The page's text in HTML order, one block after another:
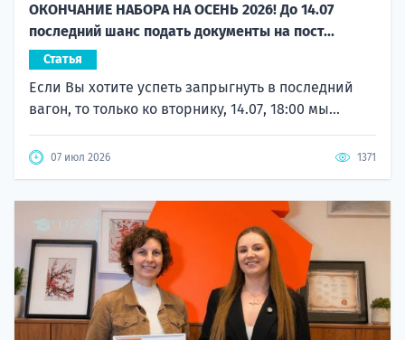
ОКОНЧАНИЕ НАБОРА НА ОСЕНЬ 2026! До 14.07
последний шанс подать документы на пост...
Статья
Если Вы хотите успеть запрыгнуть в последний
вагон, то только ко вторнику, 14.07, 18:00 мы...
07 июл 2026 1371